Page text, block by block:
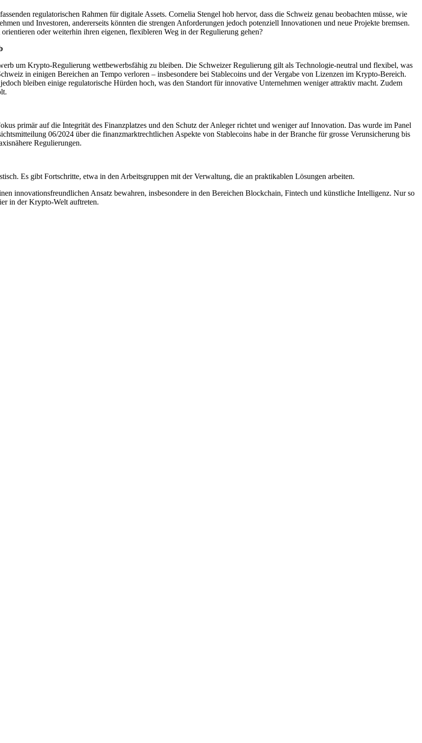
regulatorischen Rahmen für digitale Assets. Cornelia Stengel hob hervor, dass die Schweiz genau beobachten müsse, wie
und Investoren, andererseits könnten die strengen Anforderungen jedoch potenziell Innovationen und neue Projekte bremsen.
oder weiterhin ihren eigenen, flexibleren Weg in der Regulierung gehen?
um Krypto-Regulierung wettbewerbsfähig zu bleiben. Die Schweizer Regulierung gilt als Technologie-neutral und flexibel, was
in einigen Bereichen an Tempo verloren – insbesondere bei Stablecoins und der Vergabe von Lizenzen im Krypto-Bereich.
bleiben einige regulatorische Hürden hoch, was den Standort für innovative Unternehmen weniger attraktiv macht. Zudem
primär auf die Integrität des Finanzplatzes und den Schutz der Anleger richtet und weniger auf Innovation. Das wurde im Panel
06/2024 über die finanzmarktrechtlichen Aspekte von Stablecoins habe in der Branche für grosse Verunsicherung bis
Regulierungen.
Es gibt Fortschritte, etwa in den Arbeitsgruppen mit der Verwaltung, die an praktikablen Lösungen arbeiten.
innovationsfreundlichen Ansatz bewahren, insbesondere in den Bereichen Blockchain, Fintech und künstliche Intelligenz. Nur so
in der Krypto-Welt auftreten.